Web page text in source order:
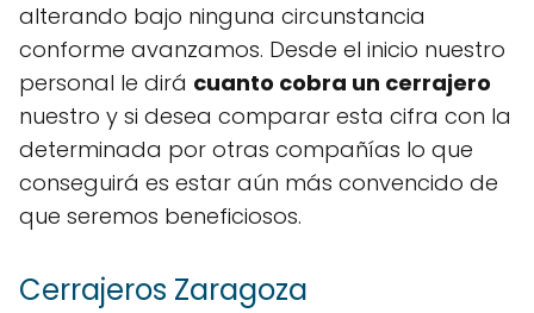
alterando bajo ninguna circunstancia
conforme avanzamos. Desde el inicio nuestro
personal le dirá cuanto cobra un cerrajero
nuestro y si desea comparar esta cifra con la
determinada por otras compañías lo que
conseguirá es estar aún más convencido de
que seremos beneficiosos.
Cerrajeros Zaragoza